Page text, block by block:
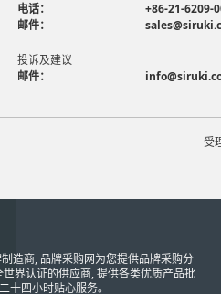
电话：
+86-21-6209-
邮件：
投诉及建议
邮件：
受
造商, 品牌采购网为您提供品牌采购分
界认证的供应商, 提供各类优质产品批
十四小时贴心服务。